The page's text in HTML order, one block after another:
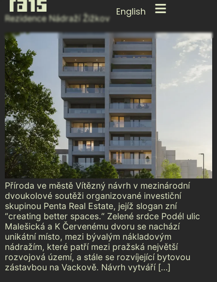
English
Rezidence Nádraží Žižkov
Příroda ve městě Vítězný návrh v mezinárodní
dvoukolové soutěži organizované investiční
skupinou Penta Real Estate, jejíž slogan zní
“creating better spaces.“ Zelené srdce Podél ulic
Malešická a K Červenému dvoru se nachází
unikátní místo, mezi bývalým nákladovým
nádražím, které patří mezi pražská největší
rozvojová území, a stále se rozvíjející bytovou
zástavbou na Vackově. Návrh vytváří […]